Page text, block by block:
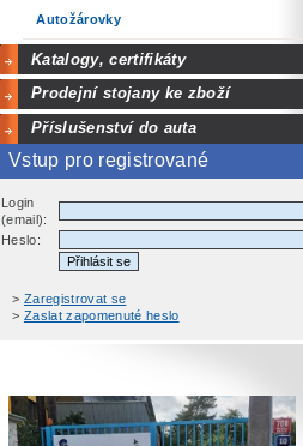
Autožárovky
Katalogy, certifikáty
Prodejní stojany ke zboží
Příslušenství do auta
Vstup pro registrované
Login
(email):
Heslo:
> Zaregistrovat se
> Zaslat zapomenuté heslo